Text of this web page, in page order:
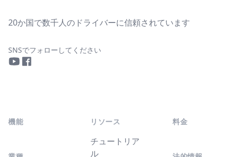
20か国で数千人のドライバーに信頼されています
SNSでフォローしてください
機能 リソース
チュートリア
ル
料金